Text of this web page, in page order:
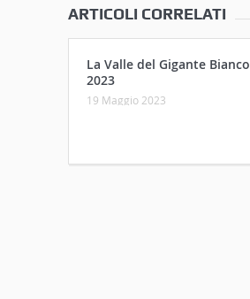
ARTICOLI CORRELATI
La Valle del Gigante Bianco
2023
19 Maggio 2023